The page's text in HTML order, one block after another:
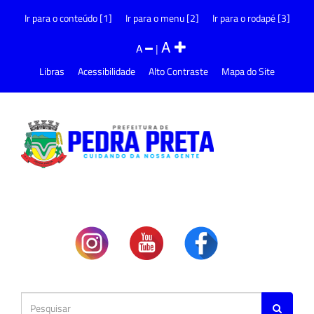
Ir para o conteúdo [1] Ir para o menu [2] Ir para o rodapé [3]
A |A
Libras Acessibilidade Alto Contraste Mapa do Site